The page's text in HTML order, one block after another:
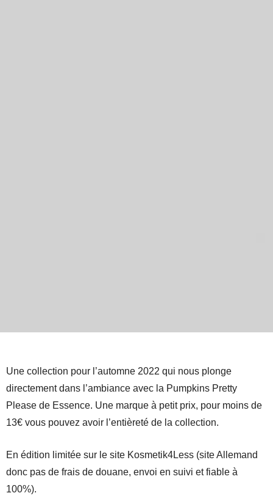
Une collection pour l’automne 2022 qui nous plonge
directement dans l’ambiance avec la Pumpkins Pretty
Please de Essence. Une marque à petit prix, pour moins de
13€ vous pouvez avoir l’entièreté de la collection.
En édition limitée sur le site Kosmetik4Less (site Allemand
donc pas de frais de douane, envoi en suivi et fiable à
100%).